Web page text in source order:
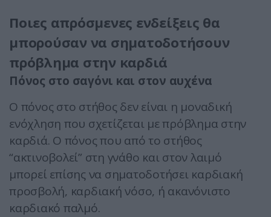
Ποιες απρόσμενες ενδείξεις θα
μπορούσαν να σηματοδοτήσουν
πρόβλημα στην καρδιά
Πόνος στο σαγόνι και στον αυχένα
Ο πόνος στο στήθος δεν είναι η μοναδική
ενόχληση που σχετίζεται με πρόβλημα στην
καρδιά. Ο πόνος που από το στήθος
“ακτινοβολεί” στη γνάθο και στον λαιμό
μπορεί επίσης να σηματοδοτήσει καρδιακή
προσβολή, καρδιακή νόσο, ή ακανόνιστο
καρδιακό παλμό.